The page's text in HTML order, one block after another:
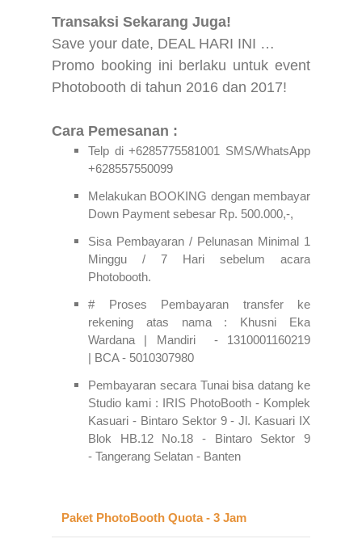
Transaksi Sekarang Juga!
Save your date, DEAL HARI INI …
Promo booking ini berlaku untuk event
Photobooth di tahun 2016 dan 2017!
Cara Pemesanan :
Telp di +6285775581001 SMS/WhatsApp
+628557550099
Melakukan BOOKING dengan membayar
Down Payment sebesar Rp. 500.000,-,
Sisa Pembayaran / Pelunasan Minimal 1
Minggu / 7 Hari sebelum acara
Photobooth.
# Proses Pembayaran transfer ke
rekening atas nama : Khusni Eka
Wardana | Mandiri - 1310001160219
| BCA - 5010307980
Pembayaran secara Tunai bisa datang ke
Studio kami : IRIS PhotoBooth - Komplek
Kasuari - Bintaro Sektor 9 -Jl. Kasuari IX
Blok HB.12 No.18 - Bintaro Sektor 9
- Tangerang Selatan - Banten
Paket PhotoBooth Quota - 3 Jam